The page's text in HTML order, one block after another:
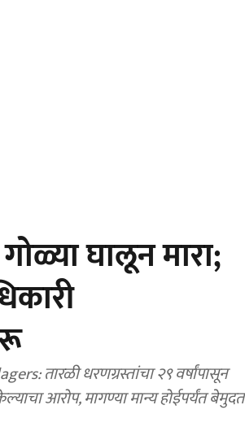
घालून मारा;
तारळी धरणग्रस्तांचा २९ वर्षांपासून
आरोप, मागण्या मान्य होईपर्यंत बेमुदत